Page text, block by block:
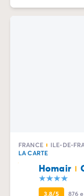
Camping Saint-
Camping Cannes
Camping Nice
Camping
Camping Cassis
Camping Marseille
FRANCE ILE-DE-
LA CARTE
Homair
3.8/5 876